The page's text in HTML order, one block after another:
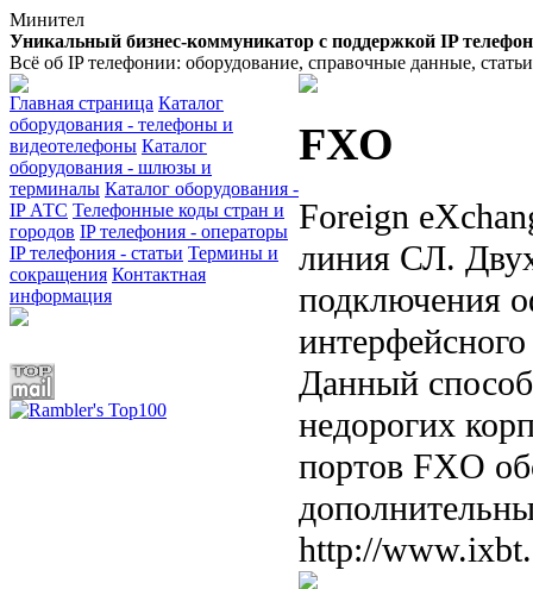
Минител
Уникальный бизнес-коммуникатор с поддержкой IP
Всё об IP телефонии: оборудование, справочные данные,
Главная страница Каталог
оборудования - телефоны и
видеотелефоны Каталог
оборудования - шлюзы и
терминалы Каталог оборудования -
IP АТС Телефонные коды стран и
городов IP телефония - операторы
IP телефония - статьи Термины и
сокращения Контактная
информация
FXO
Foreign
линия СЛ.
подключения
Данный
недорогих
портов FXO
http://